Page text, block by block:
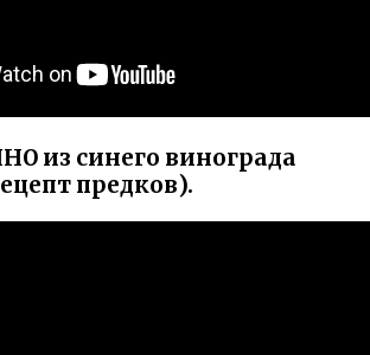
из синего винограда
предков).